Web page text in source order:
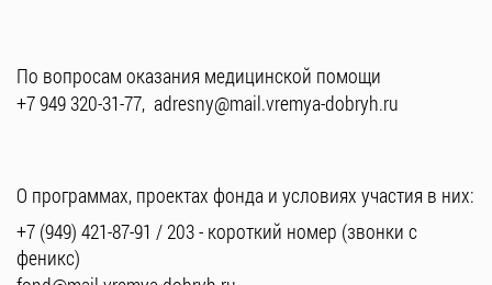
По вопросам оказания медицинской помощи
+7 949 320-31-77, adresny@mail.vremya-dobryh.ru
О программах, проектах фонда и условиях участия в них:
+7 (949) 421-87-91 / 203- короткий номер (звонки с
феникс)